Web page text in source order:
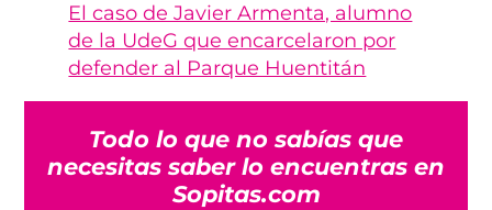
El caso de Javier Armenta, alumno
de la UdeG que encarcelaron por
defender al Parque Huentitán
Todo lo que no sabías que
necesitas saber lo encuentras en
Sopitas.com